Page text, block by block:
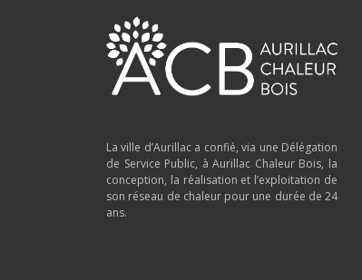
La ville d’Aurillac a confié, via une Délégation
de Service Public, à Aurillac Chaleur Bois, la
conception, la réalisation et l’exploitation de
son réseau de chaleur pour une durée de 24
ans.